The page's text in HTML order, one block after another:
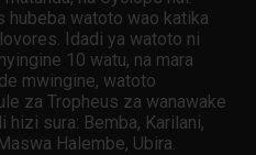
hubeba watoto wao katika
Idadi ya watoto ni
10 watu, na mara
mwingine, watoto
za Tropheus za wanawake
hizi sura: Bemba, Karilani,
Halembe, Ubira.